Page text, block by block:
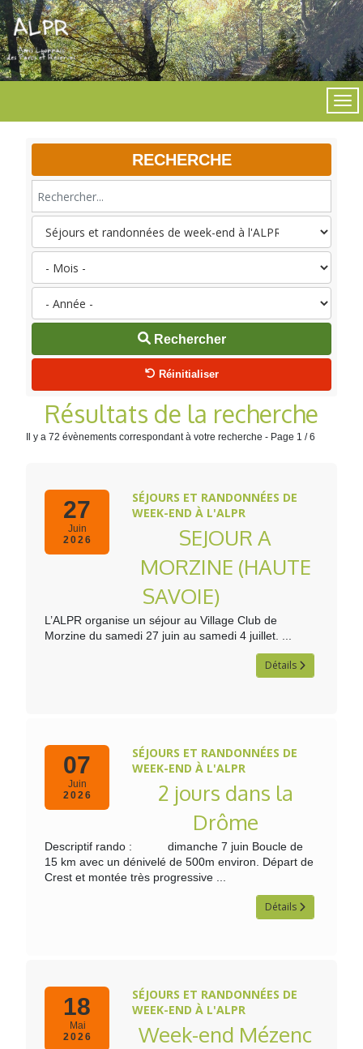
RECHERCHE
Rechercher
Réinitialiser
Résultats de la recherche
Il y a 72 évènements correspondant à votre recherche - Page 1 / 6
27
Juin
2026
SÉJOURS ET RANDONNÉES DE
WEEK-END À L'ALPR
SEJOUR A
MORZINE (HAUTE
SAVOIE)
L’ALPR organise un séjour au Village Club de
Morzine du samedi 27 juin au samedi 4 juillet. ...
Détails
07
Juin
2026
SÉJOURS ET RANDONNÉES DE
WEEK-END À L'ALPR
2 jours dans la
Drôme
Descriptif rando : dimanche 7 juin Boucle de
15 km avec un dénivelé de 500m environ. Départ de
Crest et montée très progressive ...
Détails
18
Mai
2026
SÉJOURS ET RANDONNÉES DE
WEEK-END À L'ALPR
Week-end Mézenc